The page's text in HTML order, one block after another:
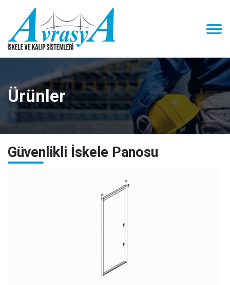
Ürünler
Güvenlikli İskele Panosu